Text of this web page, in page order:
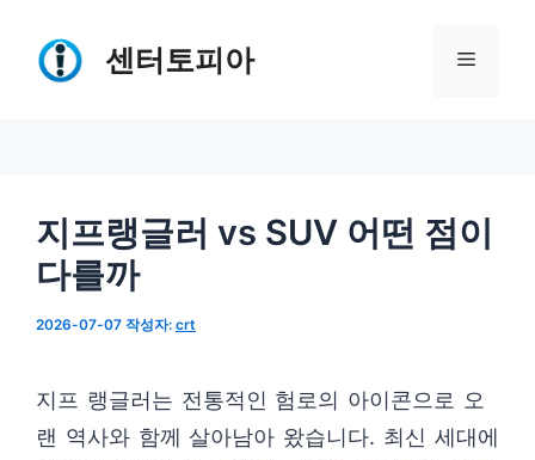
센터토피아 메
지프랭글러 vs SUV 어떤 점이
다를까
2026-07-07 작성자: crt
지프 랭글러는 전통적인 험로의 아이콘으로 오
랜 역사와 함께 살아남아 왔습니다. 최신 세대에